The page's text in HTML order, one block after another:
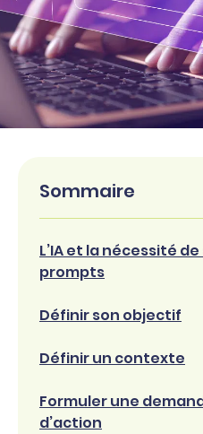
Sommaire
L’IA et la nécessité
prompts
Définir son objectif
Définir un contexte
Formuler une
d’action